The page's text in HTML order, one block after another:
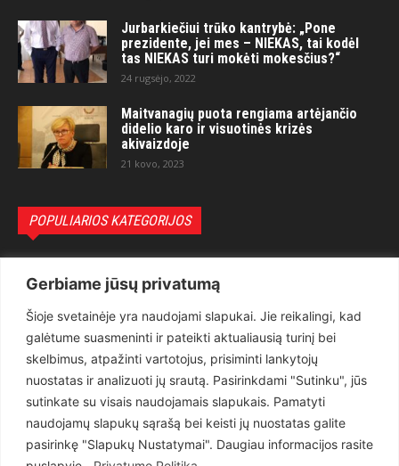
Gerbiame jūsų privatumą
Šioje svetainėje yra naudojami slapukai. Jie reikalingi, kad
galėtume suasmeninti ir pateikti aktualiausią turinį bei
skelbimus, atpažinti vartotojus, prisiminti lankytojų
nuostatas ir analizuoti jų srautą. Pasirinkdami "Sutinku", jūs
sutinkate su visais naudojamais slapukais. Pamatyti
naudojamų slapukų sąrašą bei keisti jų nuostatas galite
pasirinkę "Slapukų Nustatymai". Daugiau informacijos rasite
Jurbarkiečiui trūko kantrybė: „Pone
prezidente, jei mes – NIEKAS, tai kodėl
tas NIEKAS turi mokėti mokesčius?“
24 rugsėjo, 2022
Maitvanagių puota rengiama artėjančio
didelio karo ir visuotinės krizės
akivaizdoje
21 kovo, 2023
POPULIARIOS KATEGORIJOS
Teisėsauga
1497
Aktualu
Lietuva
619
Pasaulis
Статьи на русском
Articles in english